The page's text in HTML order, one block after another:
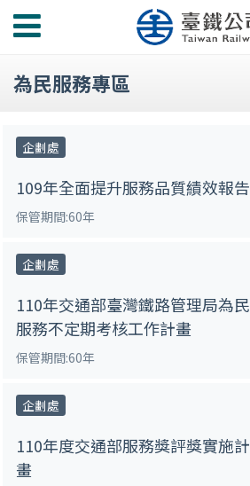
功
選
為民服務專區
企劃處
109年全面提升服務品質績效報告
保管期間:60年
企劃處
110年交通部臺灣鐵路管理局為民
服務不定期考核工作計畫
保管期間:60年
企劃處
110年度交通部服務獎評獎實施計
畫